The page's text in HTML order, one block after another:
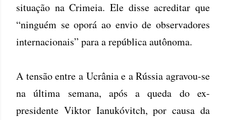
situação na Crimeia. Ele disse acreditar que
“ninguém se oporá ao envio de observadores
internacionais” para a república autônoma.
A tensão entre a Ucrânia e a Rússia agravou-se
na última semana, após a queda do ex-
presidente Viktor Ianukóvitch, por causa da